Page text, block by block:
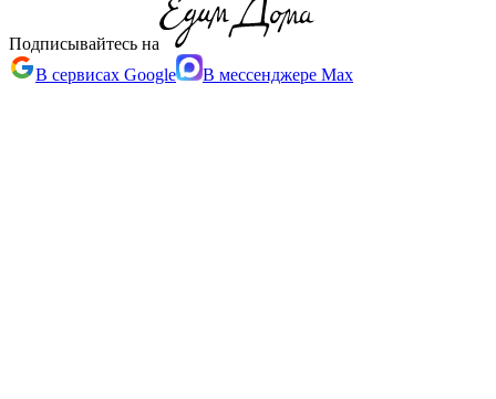
Подписывайтесь на
В сервисах Google
В мессенджере Max